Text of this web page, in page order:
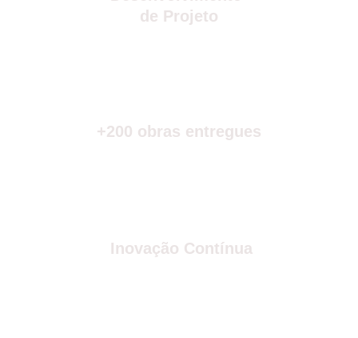
de Projeto
+200 obras entregues
Inovação Contínua